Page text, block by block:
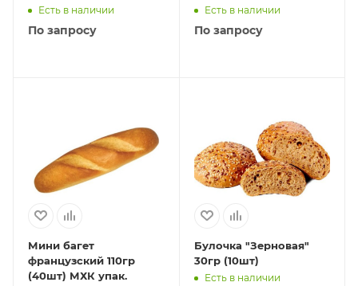
Есть в наличии
По запросу
(1кор/10уп) 800гр
Есть в наличии
По запросу
Мини багет
французский 110гр
(40шт) МХК упак.
Булочка "Зерновая"
30гр (10шт)
Есть в наличии